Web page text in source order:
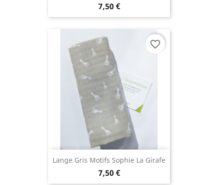
7,50 €
Lange Gris Motifs Sophie La Girafe
7,50 €
favorite_border